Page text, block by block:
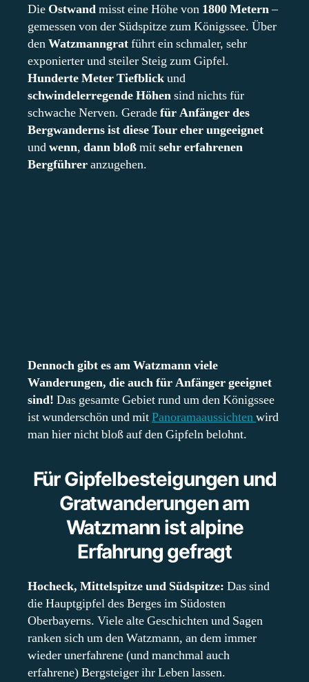
Die Ostwandmisst eine Höhe von 1800 Metern–
gemessen von der Südspitze zum Königssee. Über
denWatzmanngratführt ein schmaler, sehr
exponierter und steiler Steig zum Gipfel.
Hunderte Meter Tiefblickund
schwindelerregende Höhensind nichts für
schwache Nerven. Geradefür Anfänger des
Bergwanderns ist diese Tour eher ungeeignet
undwenn, dann bloßmitsehr erfahrenen
Bergführeranzugehen.
Dennoch gibt es am Watzmann viele
Wanderungen, die auch für Anfänger geeignet
sind! Das gesamte Gebiet rund um den Königssee
ist wunderschön und mitPanoramaaussichtenwird
man hier nicht bloß auf den Gipfeln belohnt.
Für Gipfelbesteigungen und
Gratwanderungen am
Watzmann ist alpine
Erfahrung gefragt
Hocheck, Mittelspitze und Südspitze: Das sind
die Hauptgipfel des Berges im Südosten
Oberbayerns. Viele alte Geschichten und Sagen
ranken sich um den Watzmann, an dem immer
wieder unerfahrene (und manchmal auch
erfahrene) Bergsteiger ihr Leben lassen.